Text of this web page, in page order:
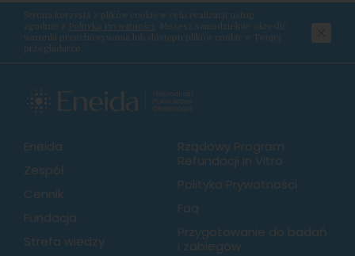
Strona korzysta z plików cookie w celu realizacji usług
zgodnie z Polityką Prywatności . Możesz samodzielnie określić
warunki przechowywania lub dostępu plików cookie w Twojej
przeglądarce.
Eneida
Zespół
Cennik
Fundacja
Strefa wiedzy
Rządowy Program
Refundacji In Vitro
Polityka Prywatności
Faq
Przygotowanie do badań
i zabiegów